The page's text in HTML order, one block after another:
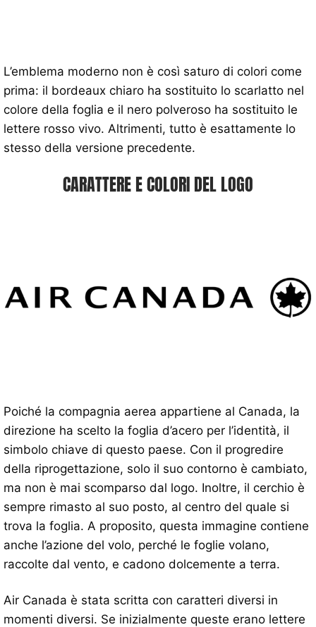
L’emblema moderno non è così saturo di colori come
prima: il bordeaux chiaro ha sostituito lo scarlatto nel
colore della foglia e il nero polveroso ha sostituito le
lettere rosso vivo. Altrimenti, tutto è esattamente lo
stesso della versione precedente.
CARATTERE E COLORI DEL LOGO
Poiché la compagnia aerea appartiene al Canada, la
direzione ha scelto la foglia d’acero per l’identità, il
simbolo chiave di questo paese. Con il progredire
della riprogettazione, solo il suo contorno è cambiato,
ma non è mai scomparso dal logo. Inoltre, il cerchio è
sempre rimasto al suo posto, al centro del quale si
trova la foglia. A proposito, questa immagine contiene
anche l’azione del volo, perché le foglie volano,
raccolte dal vento, e cadono dolcemente a terra.
Air Canada è stata scritta con caratteri diversi in
momenti diversi. Se inizialmente queste erano lettere